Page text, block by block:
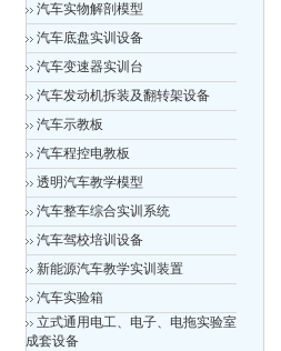
汽车实物解剖模型
汽车底盘实训设备
汽车变速器实训台
汽车发动机拆装及翻转架设备
汽车示教板
汽车程控电教板
透明汽车教学模型
汽车整车综合实训系统
汽车驾校培训设备
新能源汽车教学实训装置
汽车实验箱
立式通用电工、电子、电拖实验室
成套设备